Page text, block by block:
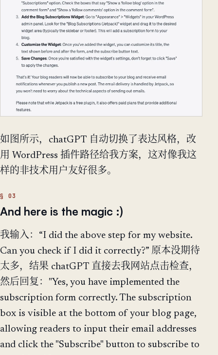
如图所示，chatGPT 自动切换了表达风格，改
用 WordPress 插件路径给我方案，这对像我这
样的非技术用户友好很多。
And here is the magic :)
我输入：“I did the above step for my website.
Can you check if I did it correctly?” 原本没期待
太多，结果 chatGPT 直接去我网站点击检查，
然后回复："Yes, you have implemented the
subscription form correctly. The subscription
box is visible at the bottom of your blog page,
allowing readers to input their email addresses
and click the "Subscribe" button to subscribe to